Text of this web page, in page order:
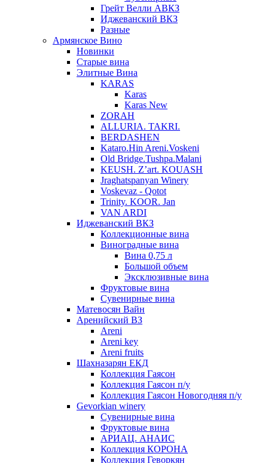
Грейт Велли АВКЗ
Иджеванский ВКЗ
Разные
Армянское Вино
Новинки
Старые вина
Элитные Вина
KARAS
Karas
Karas New
ZORAH
ALLURIA. TAKRI.
BERDASHEN
Kataro.Hin Areni.Voskeni
Old Bridge.Tushpa.Malani
KEUSH. Z’art. KOUASH
Jraghatspanyan Winery
Voskevaz - Qotot
Trinity. KOOR. Jan
VAN ARDI
Иджеванский ВКЗ
Коллекционные вина
Виноградные вина
Вина 0,75 л
Большой объем
Эксклюзивные вина
Фруктовые вина
Cувенирные вина
Матевосян Вайн
Аренийский ВЗ
Areni
Areni key
Areni fruits
Шахназарян ЕКД
Коллекция Гаясон
Коллекция Гаясон п/у
Коллекция Гаясон Новогодняя п/у
Gevorkian winery
Сувенирные вина
Фруктовые вина
АРИАЦ. АНАИС
Коллекция КОРОНА
Коллекция Геворкян